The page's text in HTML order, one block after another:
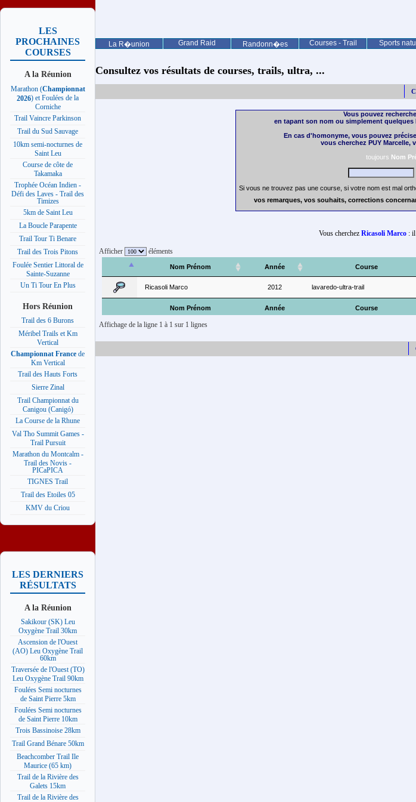
La R�union Grand Raid Randonn�es Courses - Trail Sports
LES
PROCHAINES
COURSES
A la Réunion
Marathon (Championnat
2026) et Foulées de la
Corniche
Trail Vaincre Parkinson
Trail du Sud Sauvage
10km semi-nocturnes de
Saint Leu
Course de côte de
Takamaka
Trophée Océan Indien -
Défi des Laves - Trail des
Timizes
5km de Saint Leu
La Boucle Parapente
Trail Tour Ti Benare
Trail des Trois Pitons
Foulée Sentier Littoral de
Sainte-Suzanne
Un Ti Tour En Plus
Hors Réunion
Trail des 6 Burons
Méribel Trails et Km
Vertical
Championnat France de
Km Vertical
Trail des Hauts Forts
Sierre Zinal
Trail Championnat du
Canigou (Canigó)
La Course de la Rhune
Val Tho Summit Games -
Trail Pursuit
Marathon du Montcalm -
Trail des Novis -
PICaPICA
TIGNES Trail
Trail des Etoiles 05
KMV du Criou
LES DERNIERS
RÉSULTATS
A la Réunion
Sakikour (SK) Leu
Oxygène Trail 30km
Ascension de l'Ouest
(AO) Leu Oxygène Trail
60km
Traversée de l'Ouest (TO)
Leu Oxygène Trail 90km
Foulées Semi nocturnes
de Saint Pierre 5km
Foulées Semi nocturnes
de Saint Pierre 10km
Trois Bassinoise 28km
Trail Grand Bénare 50km
Beachcomber Trail Ile
Maurice (65 km)
Trail de la Rivière des
Galets 15km
Trail de la Rivière des
Consultez vos résultats de courses, trails, ultra, ...
Vous pouvez
en tapant son nom ou simplement quelques
En cas d'homonyme, vous pouvez
vous cherchez PUY Marcelle,
toujours Nom
Si vous ne trouvez pas une course, si votre nom est mal
vos remarques, vos souhaits, corrections
Vous cherchez Ricasoli Marco: il
Afficher éléments
Nom Prénom Année Course
Nom Prénom Année Course
Ricasoli Marco 2012 lavaredo-ultra-trail
Affichage de la ligne 1 à 1 sur 1 lignes